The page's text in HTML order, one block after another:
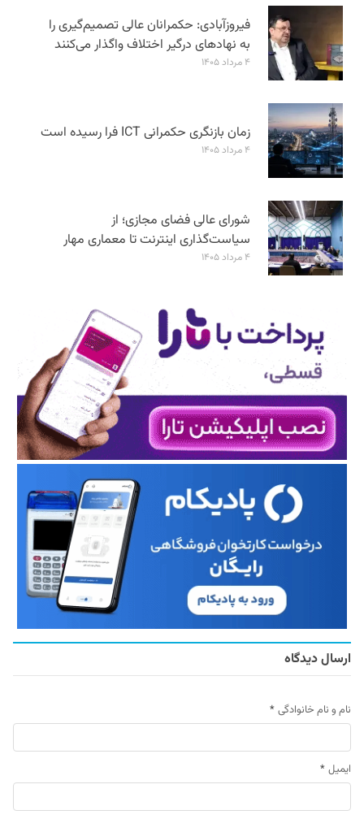
فیروزآبادی: حکمرانان عالی تصمیم‌گیری را
به نهادهای درگیر اختلاف واگذار می‌کنند
۴ مرداد ۱۴۰۵
زمان بازنگری حکمرانی ICT فرا رسیده است
۴ مرداد ۱۴۰۵
شورای عالی فضای مجازی؛ از
سیاست‌گذاری اینترنت تا معماری مهار
۴ مرداد ۱۴۰۵
ارسال دیدگاه
نام و نام خانوادگی *
ایمیل *